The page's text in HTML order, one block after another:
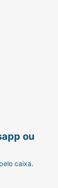
Wafer
Deixe-
e
ou
caixa.